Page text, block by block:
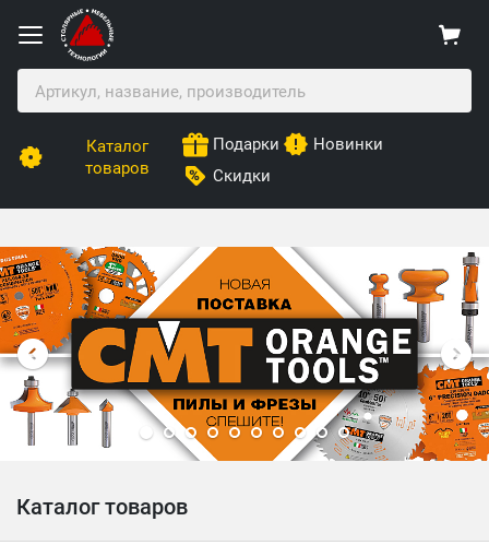
Каталог
товаров
Подарки
Новинки
Скидки
Столярные Мебельные Технологии
Каталог товаров